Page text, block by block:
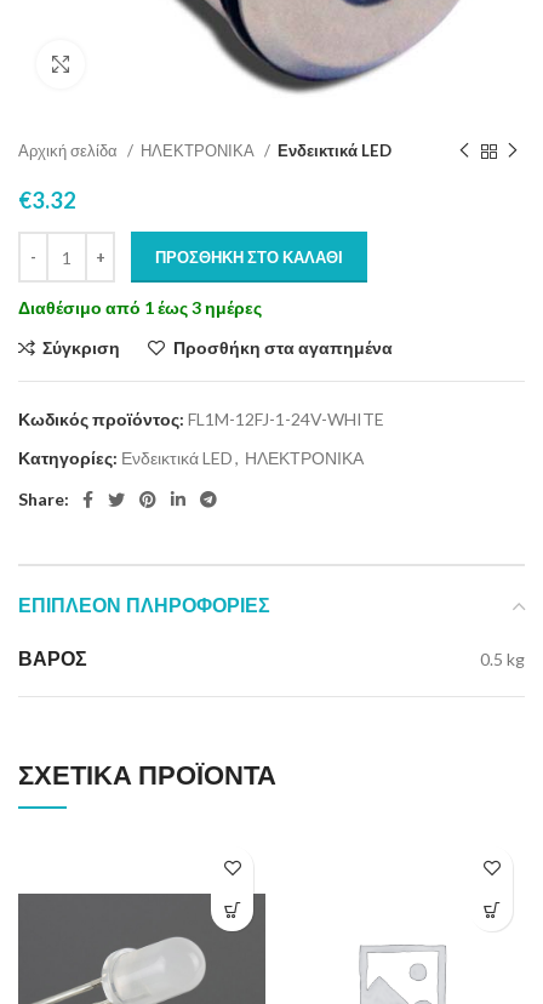
Αρχική σελίδα ΗΛΕΚΤΡΟΝΙΚΑ Ενδεικτικά LED
€3.32
ΠΡΟΣΘΉΚΗ ΣΤΟ ΚΑΛΆΘΙ
Διαθέσιμο από 1 έως 3 ημέρες
Σύγκριση
Προσθήκη στα αγαπημένα
Κωδικός προϊόντος: FL1M-12FJ-1-24V-WHITE
Κατηγορίες: Ενδεικτικά LED, ΗΛΕΚΤΡΟΝΙΚΑ
Share:
ΕΠΙΠΛΈΟΝ ΠΛΗΡΟΦΟΡΊΕΣ
ΒΆΡΟΣ 0.5 kg
ΣΧΕΤΙΚΆ ΠΡΟΪΌΝΤΑ